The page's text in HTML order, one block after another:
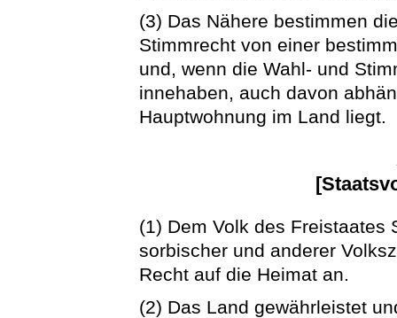
(3) Das Nähere bestimmen
Stimmrecht von einer
und, wenn die Wahl- und
innehaben, auch davon
Hauptwohnung im Land liegt.
(1) Dem Volk des Freistaates
sorbischer und anderer
Recht auf die Heimat an.
(2) Das Land gewährleistet